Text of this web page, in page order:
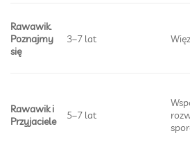
Rawawik.
Poznajmy
się
3–7 lat
Rawawik i
Przyjaciele
5–7 lat